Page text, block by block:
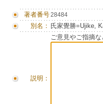
著者番号28484
別名： 氏家覺勝=Ujike,
説明：
ご意見やご指摘